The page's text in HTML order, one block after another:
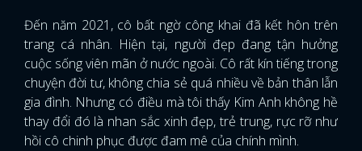
Đến năm 2021, cô bất ngờ công khai đã kết hôn trên
trang cá nhân. Hiện tại, người đẹp đang tận hưởng
cuộc sống viên mãn ở nước ngoài. Cô rất kín tiếng trong
chuyện đời tư, không chia sẻ quá nhiều về bản thân lẫn
gia đình. Nhưng có điều mà tôi thấy Kim Anh không hề
thay đổi đó là nhan sắc xinh đẹp, trẻ trung, rực rỡ như
hồi cô chinh phục được đam mê của chính mình.